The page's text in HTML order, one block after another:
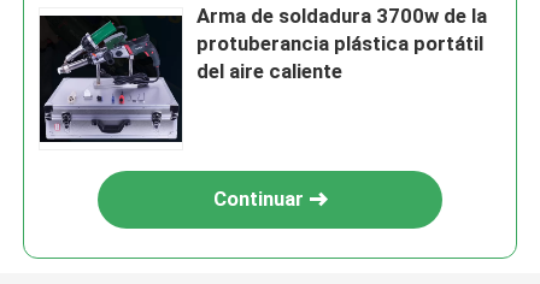
Arma de soldadura 3700w de la
protuberancia plástica portátil
del aire caliente
Continuar